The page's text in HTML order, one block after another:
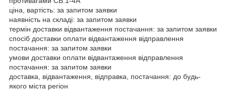
ціна, вартість: за запитом заявки
наявність на складі: за запитом заявки
термін доставки відвантаження постачання: за запитом заявки
спосіб доставки оплати відвантаження відправлення
постачання: за запитом заявки
умови доставки оплати відвантаження відправлення
постачання: за запитом заявки
доставка, відвантаження, відправка, постачання: до будь-
якого міста регіон